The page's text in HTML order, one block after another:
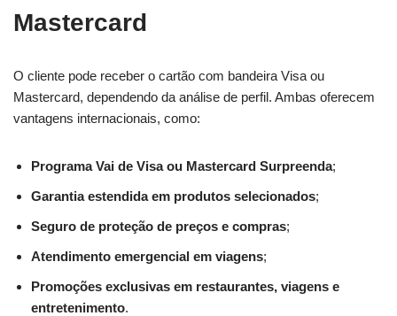
Mastercard
O cliente pode receber o cartão com bandeira Visa ou
Mastercard, dependendo da análise de perfil. Ambas oferecem
vantagens internacionais, como:
Programa Vai de Visa ou Mastercard Surpreenda;
Garantia estendida em produtos selecionados;
Seguro de proteção de preços e compras;
Atendimento emergencial em viagens;
Promoções exclusivas em restaurantes, viagens e
entretenimento.